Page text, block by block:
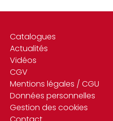
Catalogues
Actualités
Vidéos
CGV
Mentions légales / CGU
Données personnelles
Gestion des cookies